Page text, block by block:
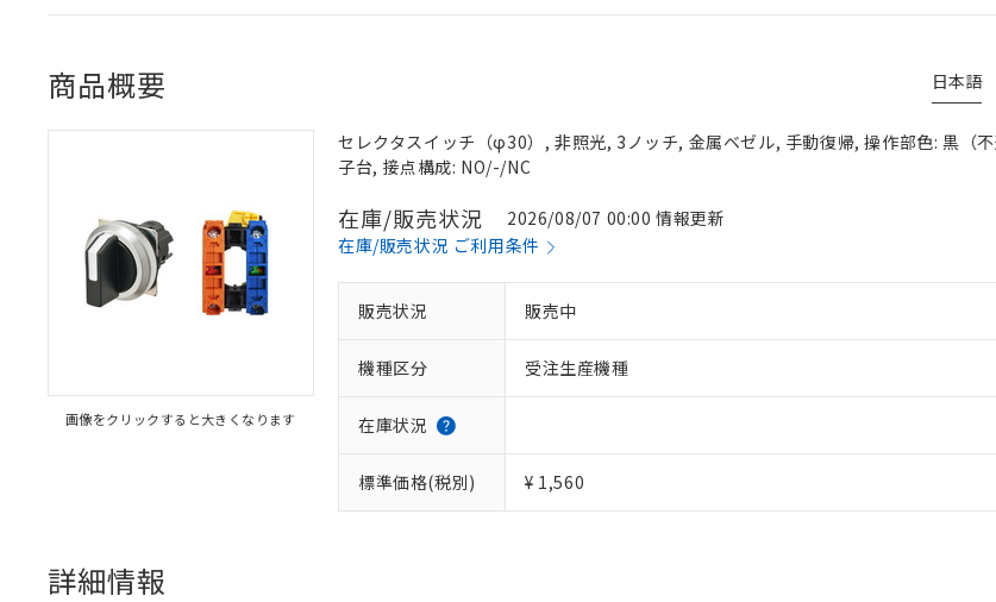
日本語
商品概要
画像をクリックすると大きくなります
セレクタスイッチ（φ30）, 非照光, 3ノッチ, 金属ベゼル, 手動復帰, 操作部色: 黒（
子台, 接点構成: NO/-/NC
在庫/販売状況
2026/08/07 00:00 情報更新
在庫/販売状況 ご利用条件
販売状況 販売中
機種区分 受注生産機種
在庫状況
標準価格(税別) ¥ 1,560
詳細情報